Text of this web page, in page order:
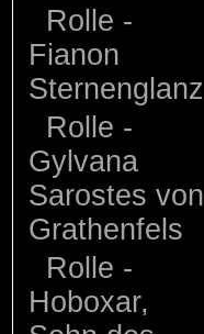
Rolle -
Fianon
Sternenglanz
Rolle -
Gylvana
Sarostes von
Grathenfels
Rolle -
Hoboxar,